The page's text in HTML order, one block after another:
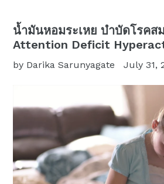
น้ำมันหอมระเหย บำบัดโรคส
Attention Deficit
by Darika Sarunyagate July 31,